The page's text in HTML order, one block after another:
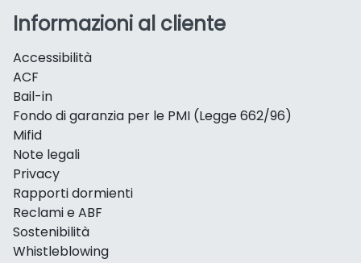
Informazioni al cliente
Accessibilità
ACF
Bail-in
Fondo di garanzia per le PMI (Legge 662/96)
Mifid
Note legali
Privacy
Rapporti dormienti
Reclami e ABF
Sostenibilità
Whistleblowing